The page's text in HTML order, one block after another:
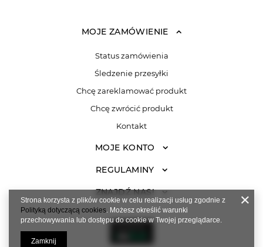
MOJE ZAMÓWIENIE
Status zamówienia
Śledzenie przesyłki
Chcę zareklamować produkt
Chcę zwrócić produkt
Kontakt
MOJE KONTO
REGULAMINY
ZNAJDŹ NAS!
Strona korzysta z plików cookie w celu realizacji usług zgodnie z
Polityką dotyczącą cookies. Możesz określić warunki
przechowywania lub dostępu do cookie w Twojej przeglądarce.
Zamknij